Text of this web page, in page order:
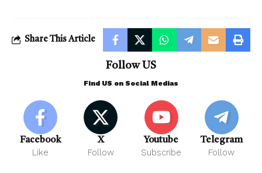
Share This Article
Follow US
Find US on Social Medias
Facebook
Like
X
Follow
Youtube
Subscribe
Telegram
Follow